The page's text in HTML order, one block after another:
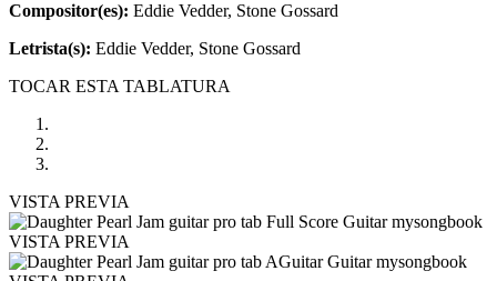
Compositor(es): Eddie Vedder, Stone Gossard
Letrista(s): Eddie Vedder, Stone Gossard
TOCAR ESTA TABLATURA
VISTA PREVIA
VISTA PREVIA